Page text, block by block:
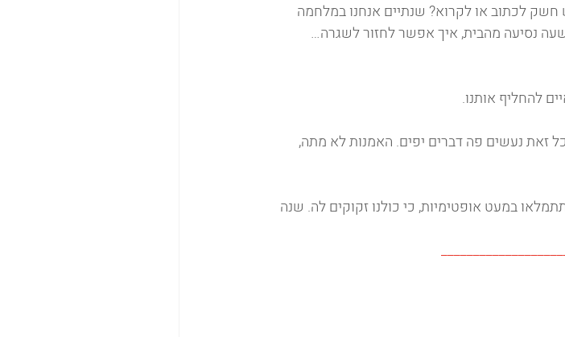
חשק לכתוב או לקרוא? שנתיים אנחנו במלחמה
שעה נסיעה מהבית, איך אפשר לחזור לשגרה…
זאת נעשים פה דברים יפים. האמנות לא מתה,
במעט אופטימיות, כי כולנו זקוקים לה. שנה